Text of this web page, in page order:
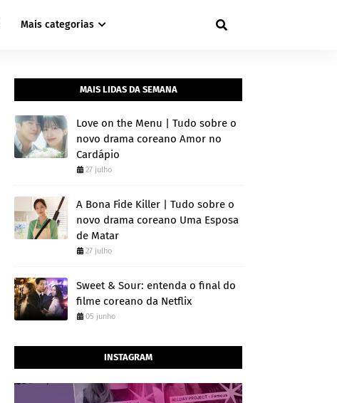
Mais categorias
MAIS LIDAS DA SEMANA
Love on the Menu | Tudo sobre o
novo drama coreano Amor no
Cardápio
27 julho
A Bona Fide Killer | Tudo sobre o
novo drama coreano Uma Esposa
de Matar
27 julho
Sweet & Sour: entenda o final do
filme coreano da Netflix
05 junho
INSTAGRAM